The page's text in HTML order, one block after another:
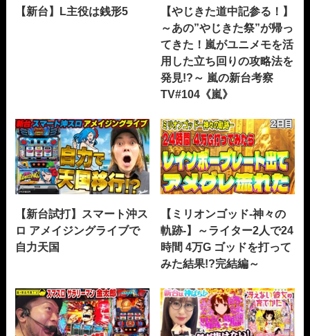
【新台】L主役は銭形5
【やじきた道中記参る！】
～あの”やじきた祭”が帰っ
てきた！嵐がユニメモを活
用した立ち回りの攻略法を
発見!?～ 嵐の新台考察
TV#104《嵐》
【新台試打】スマート沖ス
ロ アメイジングライブで
自力天国
【ミリオンゴッド-神々の
軌跡-】～ライター2人で24
時間 4万G ゴッドを打って
みた結果!?完結編～